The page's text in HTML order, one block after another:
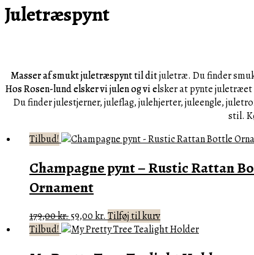
Juletræspynt
Masser af smukt juletræspynt til dit juletræ. Du finder
Hos Rosen-lund elsker vi julen og vi elsker at pynte
Du finder julestjerner, juleflag, julehjerter, juleengle,
stil.
Tilbud!
Champagne pynt – Rustic Rattan
Ornament
179,00kr.Den
oprindelige
59,00kr. Den
aktuelle
Tilføj til kurv
Tilbud!